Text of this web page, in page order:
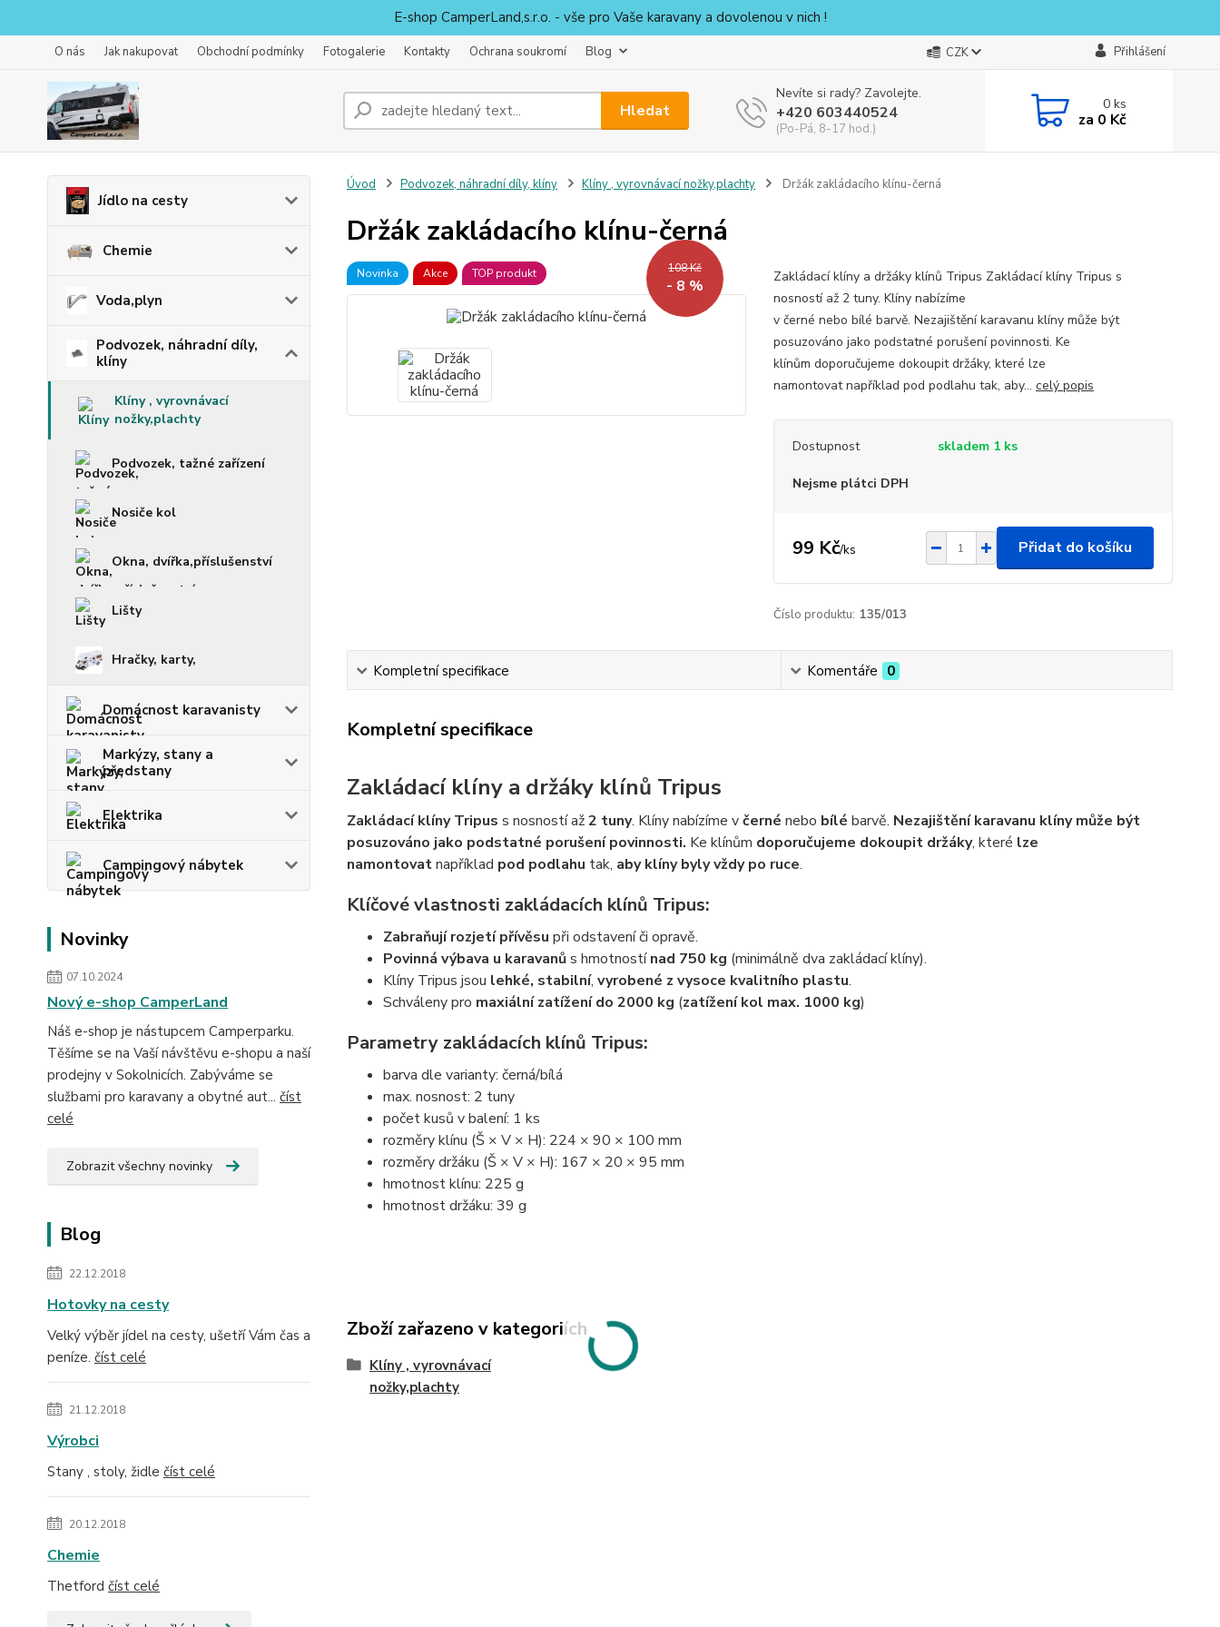
E-shop CamperLand,s.r.o. - vše pro Vaše karavany a dovolenou v nich !
O nás Jak nakupovat Obchodní podmínky Fotogalerie Kontakty Ochrana soukromí Blog CZK Přihlášení
Hledat
Nevíte si rady? Zavolejte.
+420 603440524
(Po-Pá, 8-17 hod.)
0ks
za 0 Kč
Jídlo na cesty
Chemie
Voda,plyn
Podvozek, náhradní díly,
klíny
Klíny , vyrovnávací
nožky,plachty
Podvozek, tažné zařízení
Nosiče kol
Okna, dvířka,příslušenství
Lišty
Hračky, karty,
Domácnost karavanisty
Markýzy, stany a
předstany
Elektrika
Campingový nábytek
Novinky
07.10.2024
Nový e-shop CamperLand
Náš e-shop je nástupcem Camperparku.
Těšíme se na Vaší návštěvu e-shopu a naší
prodejny v Sokolnicích. Zabýváme se
službami pro karavany a obytné aut... číst
celé
Zobrazit všechny novinky
Blog
22.12.2018
Hotovky na cesty
Velký výběr jídel na cesty, ušetří Vám čas a
peníze. číst celé
21.12.2018
Výrobci
Stany , stoly, židle číst celé
20.12.2018
Chemie
Thetford číst celé
Úvod Podvozek, náhradní díly, klíny Klíny , vyrovnávací nožky,plachty Držák zakládacího klínu-černá
Držák zakládacího klínu-černá
Novinka Akce TOP produkt 108 Kč
- 8 %
Zakládací klíny a držáky klínů Tripus Zakládací klíny Tripus s
nosností až 2 tuny. Klíny nabízíme
v černé nebo bílé barvě. Nezajištění karavanu klíny může být
posuzováno jako podstatné porušení povinnosti. Ke
klínům doporučujeme dokoupit držáky, které lze
namontovat například pod podlahu tak, aby... celý popis
Dostupnost skladem 1 ks
Nejsme plátci DPH
99 Kč/ks Přidat do košíku
Číslo produktu: 135/013
Kompletní specifikace Komentáře 0
Kompletní specifikace
Zakládací klíny a držáky klínů Tripus
Zakládací klíny Tripus s nosností až2 tuny. Klíny nabízíme včerné nebo bílé barvě. Nezajištění karavanu klíny může být
posuzováno jako podstatné porušení povinnosti. Ke klínům doporučujeme dokoupit držáky, které lze
namontovatnapříklad pod podlahu tak, aby klíny byly vždy po ruce.
Klíčové vlastnosti zakládacích klínů Tripus:
Zabraňují rozjetí přívěsu při odstavení či opravě.
Povinná výbava u karavanůs hmotnostínad 750 kg (minimálně dva zakládací klíny).
Klíny Tripus jsou lehké, stabilní, vyrobené z vysoce kvalitního plastu.
Schváleny pro maxiální zatížení do 2000 kg (zatížení kol max. 1000 kg)
Parametry zakládacích klínů Tripus:
barva dle varianty: černá/bílá
max. nosnost: 2 tuny
počet kusů v balení: 1 ks
rozměry klínu (Š × V × H): 224 × 90 × 100 mm
rozměry držáku (Š × V × H): 167 × 20 × 95 mm
hmotnost klínu: 225 g
hmotnost držáku: 39 g
Zboží zařazeno v kategoriích
Klíny , vyrovnávací
nožky,plachty